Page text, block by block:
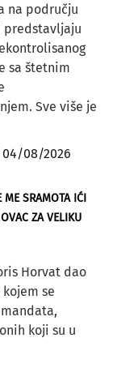
na području
predstavljaju
sa štetnim
Sve više je
04/08/2026
ME SRAMOTA IĆI
ZA VELIKU
Horvat dao
se
koji su u